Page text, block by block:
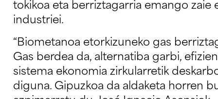
tokikoa eta berriztagarria emango zaie
industriei.
“Biometanoa etorkizuneko gas
Gas berdea da, alternatiba garbi,
sistema ekonomia zirkularretik
diguna. Gipuzkoa da aldaketa horren